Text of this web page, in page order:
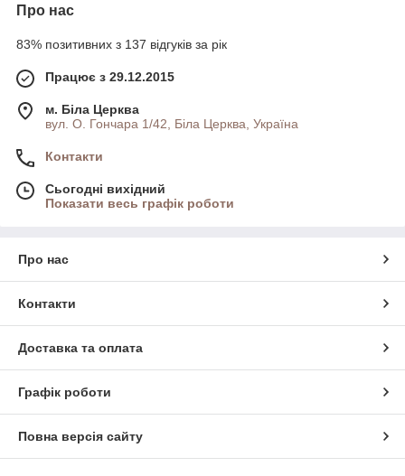
Про нас
83% позитивних з 137 відгуків за рік
Працює з 29.12.2015
м. Біла Церква
вул. О. Гончара 1/42, Біла Церква, Україна
Контакти
Сьогодні вихідний
Показати весь графік роботи
Про нас
Контакти
Доставка та оплата
Графік роботи
Повна версія сайту